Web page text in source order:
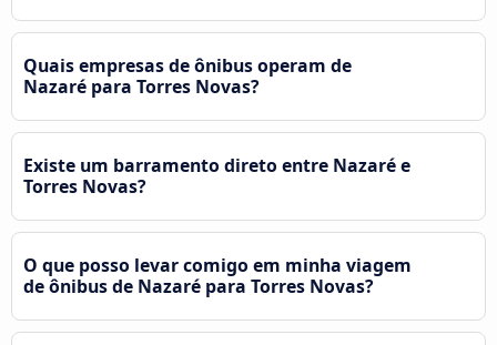
Quais empresas de ônibus operam de
Nazaré para Torres Novas?
Existe um barramento direto entre Nazaré e
Torres Novas?
O que posso levar comigo em minha viagem
de ônibus de Nazaré para Torres Novas?